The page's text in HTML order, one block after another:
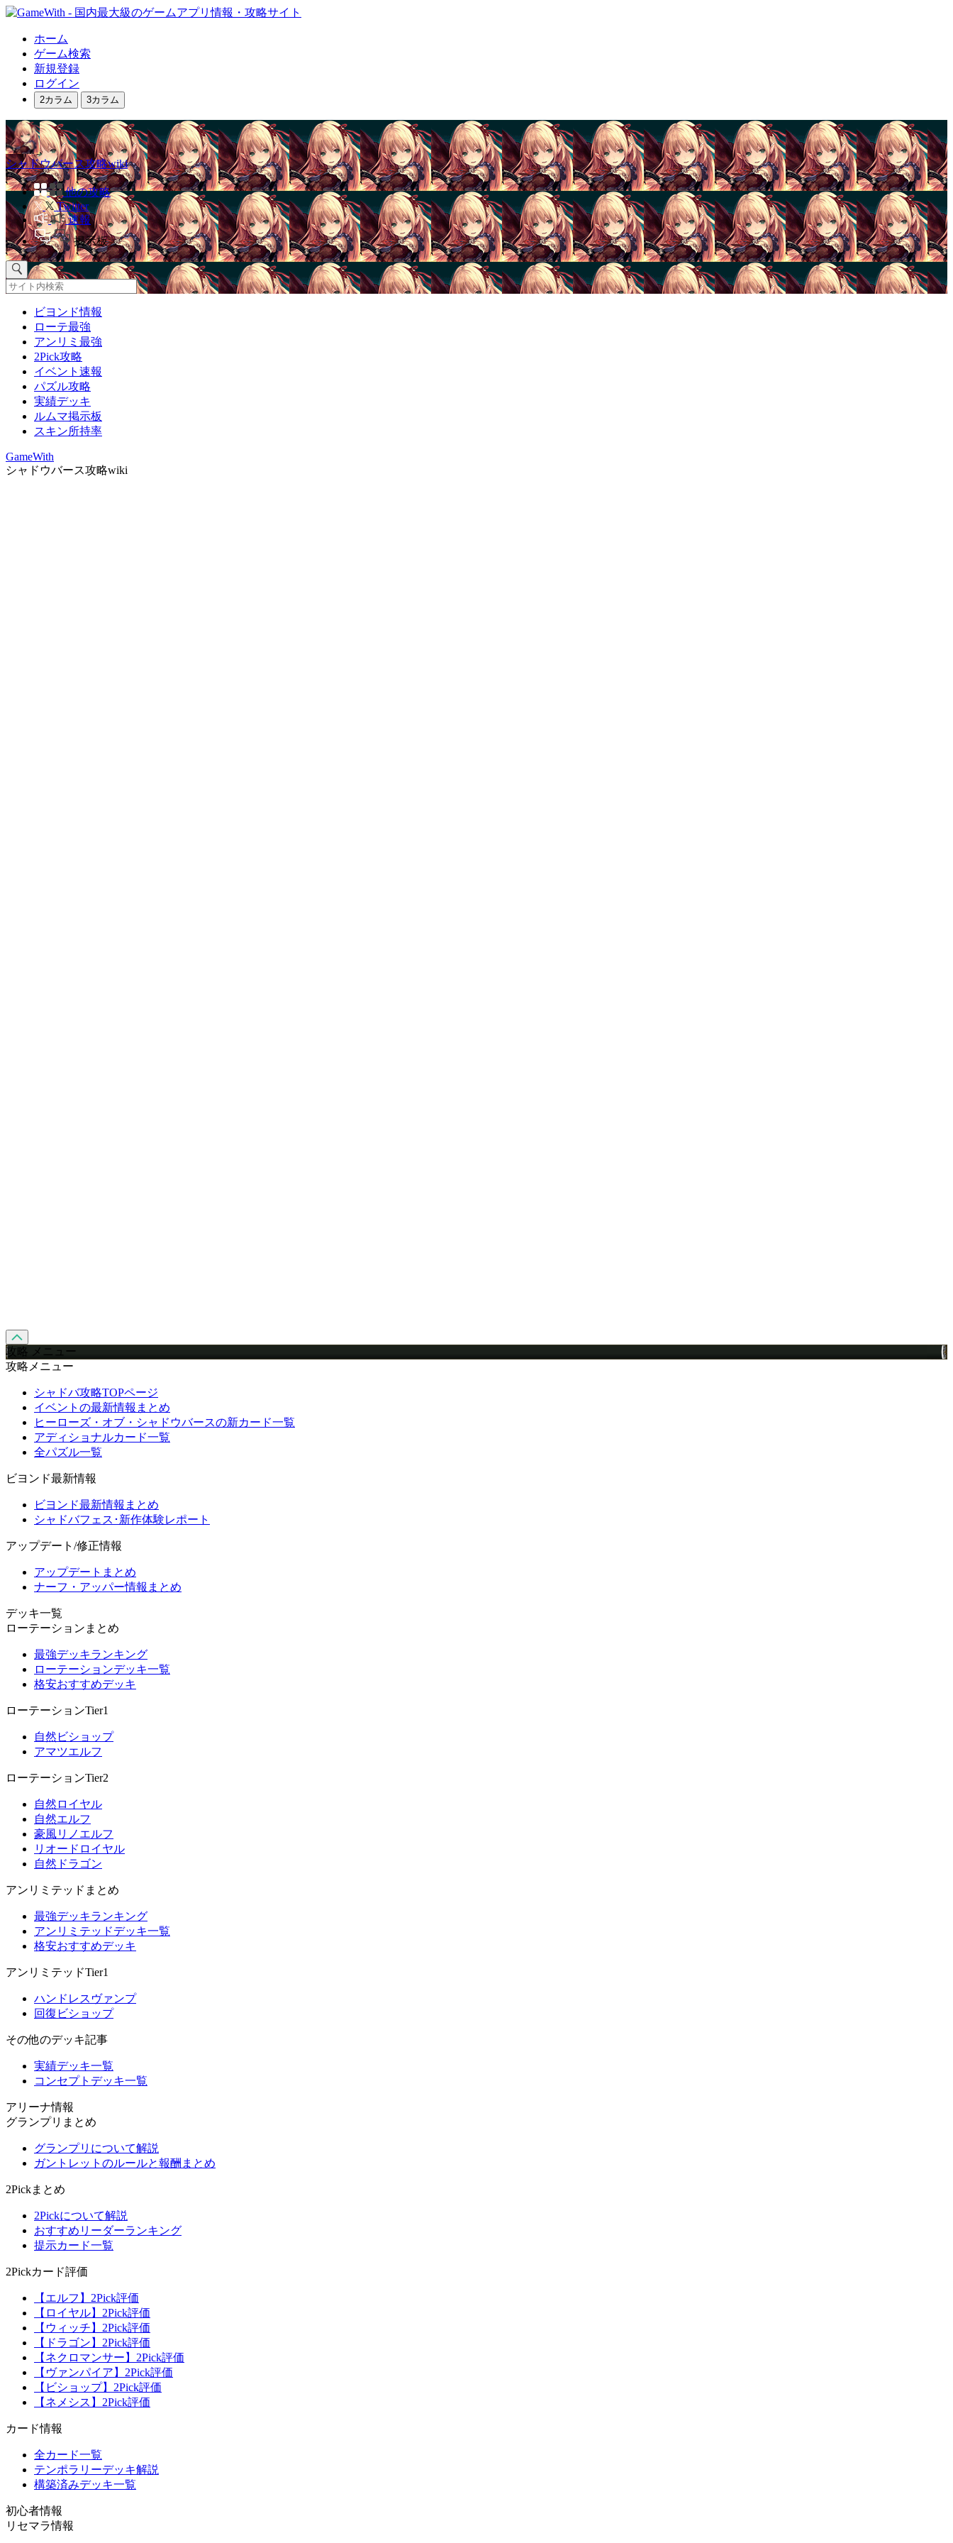
ホーム
ゲーム検索
新規登録
ログイン
2カラム 3カラム
シャドウバース攻略wiki
他の攻略
Twitter
速報
掲示板
ビヨンド情報
ローテ最強
アンリミ最強
2Pick攻略
イベント速報
パズル攻略
実績デッキ
ルムマ掲示板
スキン所持率
GameWith
シャドウバース攻略wiki
攻略 メニュー
攻略メニュー
シャドバ攻略TOPページ
イベントの最新情報まとめ
ヒーローズ・オブ・シャドウバースの新カード一覧
アディショナルカード一覧
全パズル一覧
ビヨンド最新情報
ビヨンド最新情報まとめ
シャドバフェス･新作体験レポート
アップデート/修正情報
アップデートまとめ
ナーフ・アッパー情報まとめ
デッキ一覧
ローテーションまとめ
最強デッキランキング
ローテーションデッキ一覧
格安おすすめデッキ
ローテーションTier1
自然ビショップ
アマツエルフ
ローテーションTier2
自然ロイヤル
自然エルフ
豪風リノエルフ
リオードロイヤル
自然ドラゴン
アンリミテッドまとめ
最強デッキランキング
アンリミテッドデッキ一覧
格安おすすめデッキ
アンリミテッドTier1
ハンドレスヴァンプ
回復ビショップ
その他のデッキ記事
実績デッキ一覧
コンセプトデッキ一覧
アリーナ情報
グランプリまとめ
グランプリについて解説
ガントレットのルールと報酬まとめ
2Pickまとめ
2Pickについて解説
おすすめリーダーランキング
提示カード一覧
2Pickカード評価
【エルフ】2Pick評価
【ロイヤル】2Pick評価
【ウィッチ】2Pick評価
【ドラゴン】2Pick評価
【ネクロマンサー】2Pick評価
【ヴァンパイア】2Pick評価
【ビショップ】2Pick評価
【ネメシス】2Pick評価
カード情報
全カード一覧
テンポラリーデッキ解説
構築済みデッキ一覧
初心者情報
リセマラ情報